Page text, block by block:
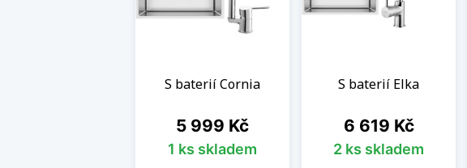
S baterií Cornia
Cena
5 999 Kč
1 ks skladem
S baterií Elka
Cena
6 619 Kč
2 ks skladem